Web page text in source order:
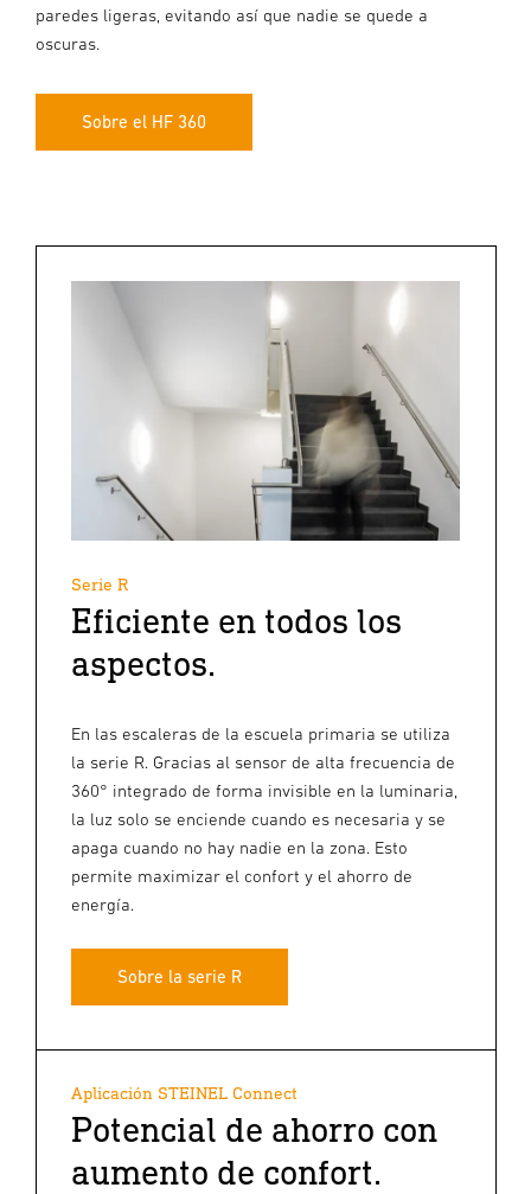
paredes ligeras, evitando así que nadie se quede a
oscuras.
Sobre el HF 360
Serie R
Eficiente en todos los
aspectos.
En las escaleras de la escuela primaria se utiliza
la serie R. Gracias al sensor de alta frecuencia de
360° integrado de forma invisible en la luminaria,
la luz solo se enciende cuando es necesaria y se
apaga cuando no hay nadie en la zona. Esto
permite maximizar el confort y el ahorro de
energía.
Sobre la serie R
Aplicación STEINEL Connect
Potencial de ahorro con
aumento de confort.